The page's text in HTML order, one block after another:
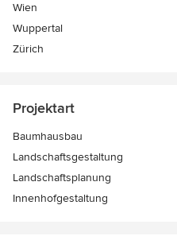
Wien
Wuppertal
Zürich
Projektart
Baumhausbau
Landschaftsgestaltung
Landschaftsplanung
Innenhofgestaltung